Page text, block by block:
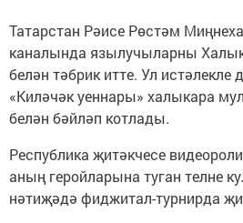
Татарстан Рәисе Рөстәм
каналында язылучыларны
белән тәбрик итте. Ул
«Киләчәк уеннары» халыкара
белән бәйләп котлады.
Республика җитәкчесе
аның геройларына туган телне
нәтиҗәдә фиджитал-турнирда